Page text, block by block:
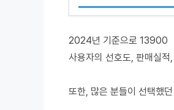
2024년 기준으로 13900
사용자의 선호도, 판매실
또한, 많은 분들이 선택했